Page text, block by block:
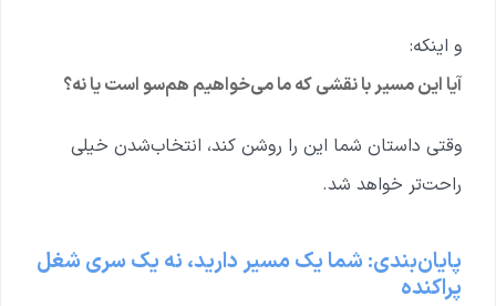
و اینکه:
آیا این مسیر با نقشی که ما می‌خواهیم هم‌سو است یا نه؟
وقتی داستان شما این را روشن کند، انتخاب‌شدن خیلی
راحت‌تر خواهد شد.
پایان‌بندی: شما یک مسیر دارید، نه یک سری شغل
پراکنده